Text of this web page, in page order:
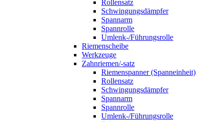
Rollensatz
Schwingungsdämpfer
Spannarm
Spannrolle
Umlenk-/Führungsrolle
Riemenscheibe
Werkzeuge
Zahnriemen/-satz
Riemenspanner (Spanneinheit)
Rollensatz
Schwingungsdämpfer
Spannarm
Spannrolle
Umlenk-/Führungsrolle